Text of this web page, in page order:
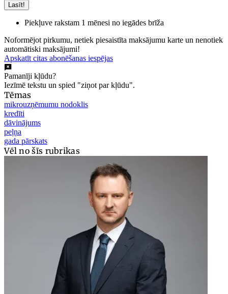
Lasīt!
Piekļuve rakstam 1 mēnesi no iegādes brīža
Noformējot pirkumu, netiek piesaistīta maksājumu karte un nenotiek
automātiski maksājumi!
Apskatīt citas abonēšanas iespējas
Pamanīji kļūdu?
Iezīmē tekstu un spied "ziņot par kļūdu".
Tēmas
mikrouzņēmumu nodoklis
kredīti
dāvinājums
peļņa
gada pārskats
Vēl no šīs rubrikas